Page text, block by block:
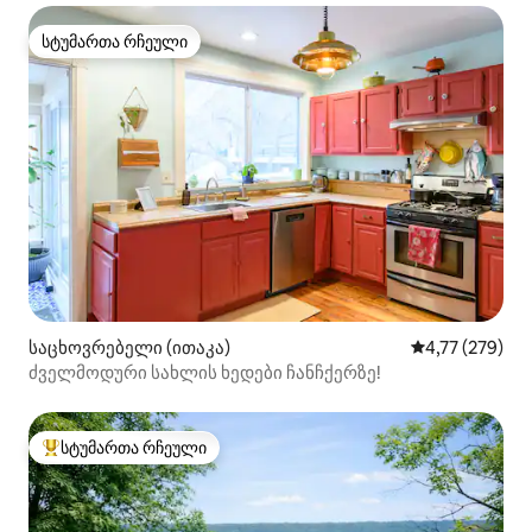
სტუმართა რჩეული
სტუმართა რჩეული
საცხოვრებელი (ითაკა) საშუალო
4,77 (279)
ძველმოდური სახლის ხედები ჩანჩქერზე!
სტუმართა რჩეული მოწინავე ვარიანტი
სტუმართა რჩეული